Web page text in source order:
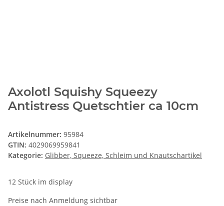
Axolotl Squishy Squeezy
Antistress Quetschtier ca 10cm
Artikelnummer: 95984
GTIN: 4029069959841
Kategorie: Glibber, Squeeze, Schleim und Knautschartikel
12 Stück im display
Preise nach Anmeldung sichtbar